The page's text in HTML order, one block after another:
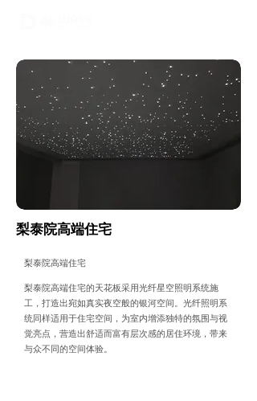
梨泰院高端住宅
梨泰院高端住宅
梨泰院高端住宅的天花板采用光纤星空照明系统施
工，打造出宛如真实夜空般的银河空间。光纤照明系
统同样适用于住宅空间，为室内增添独特的氛围与视
觉亮点，营造出舒适而富有层次感的居住环境，带来
与众不同的空间体验。